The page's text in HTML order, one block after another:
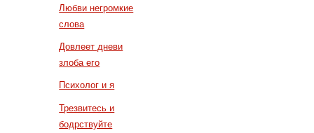
Любви негромкие
слова
Довлеет дневи
злоба его
Психолог и я
Трезвитесь и
бодрствуйте